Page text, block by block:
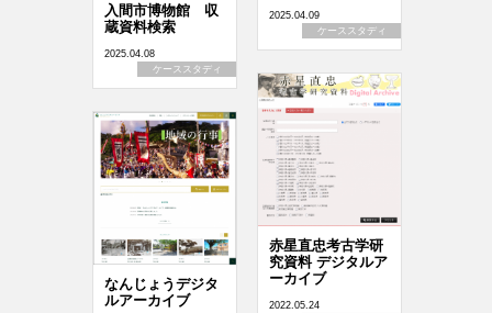
2025.04.09
ケーススタディ
入間市博物館 収
蔵資料検索
2025.04.08
ケーススタディ
赤星直忠考古学研
究資料 デジタルア
ーカイブ
2022.05.24
なんじょうデジタ
ルアーカイブ